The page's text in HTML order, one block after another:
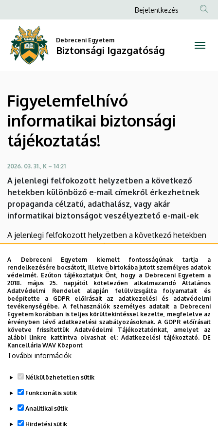
informatikai
biztonsági
tájékoztatás!
Biztonsági
Igazgatóság
a
tartalomra
Anonim
menüje
Bejelentkezés
Debreceni Egyetem
Biztonsági Igazgatóság
Figyelemfelhívó
informatikai biztonsági
tájékoztatás!
2026. 03. 31., K – 14:21
A jelenlegi felfokozott helyzetben a következő
hetekben különböző e-mail címekről érkezhetnek
propaganda célzatú, adathalász, vagy akár
informatikai biztonságot veszélyeztető e-mail-ek
A jelenlegi felfokozott helyzetben a következő hetekben
különböző e-mail címekről érkezhetnek propaganda
célzatú, adathalász, vagy akár informatikai biztonságot
veszélyeztető e-mail-ek, ezért a központi szűrés mellett
minden felhasználó fokozott figyelmére, óvatosságára
van szükség.
Tájékoztatás letöltése (PDF)
Legutóbbi frissítés: 2026. 03. 31. 14:25
A Debreceni Egyetem kiemelt fontosságúnak tartja a
rendelkezésére bocsátott, illetve birtokába jutott személyes adatok
védelmét. Ezúton tájékoztatjuk Önt, hogy a Debreceni Egyetem a
2018. május 25. napjától kötelezően alkalmazandó Általános
Adatvédelmi Rendelet alapján felülvizsgálta folyamatait és
beépítette a GDPR előírásait az adatkezelési és adatvédelmi
tevékenységébe. A felhasználók személyes adatait a Debreceni
Egyetem korábban is teljes körültekintéssel kezelte, megfelelve az
érvényben lévő adatkezelési szabályozásoknak. A GDPR előírásait
követve frissítettük Adatvédelmi Tájékoztatónkat, amelyet az
alábbi linkre kattintva olvashat el:Adatkezelési tájékoztató. DE
Kancellária WAV Központ
További információk
Nélkülözhetetlen sütik
Funkcionális sütik
Analitikai sütik
Hirdetési sütik